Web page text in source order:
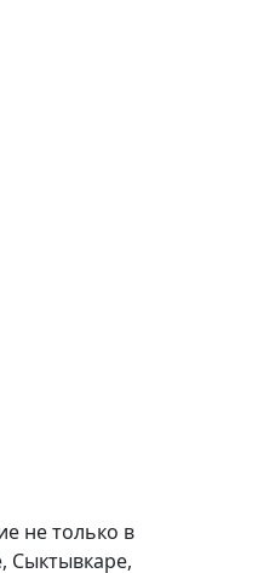
не только в
Сыктывкаре,